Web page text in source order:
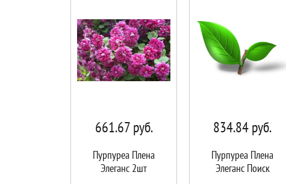
661.67руб.
Пурпуреа Плена
Элеганс 2шт
834.84руб.
Пурпуреа Плена
Элеганс Поиск